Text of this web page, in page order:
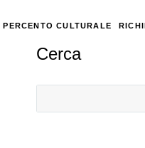
PERCENTO CULTURALE
Cerca